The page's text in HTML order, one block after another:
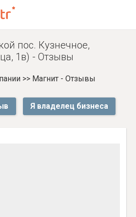
пос. Кузнечное,
1в) - Отзывы
>> Магнит - Отзывы
Я владелец бизнеса